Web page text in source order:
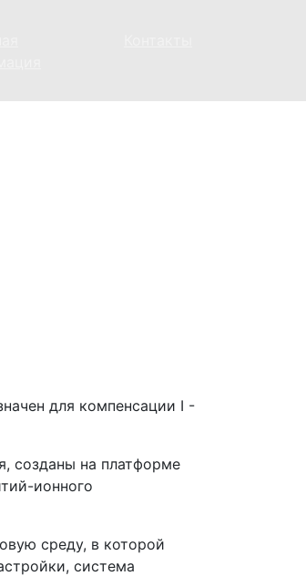
для компенсации I -
созданы на платформе
ионного
среду, в которой
система